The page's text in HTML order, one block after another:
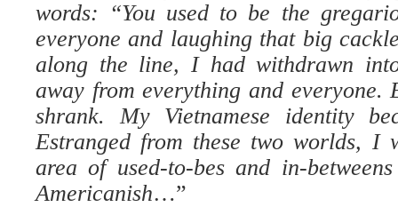
words: “You used to be the
everyone and laughing that big
along the line, I had withdrawn
away from everything and everyone.
shrank. My Vietnamese identity
Estranged from these two worlds, I
area of used-to-bes and in-
Americanish…”